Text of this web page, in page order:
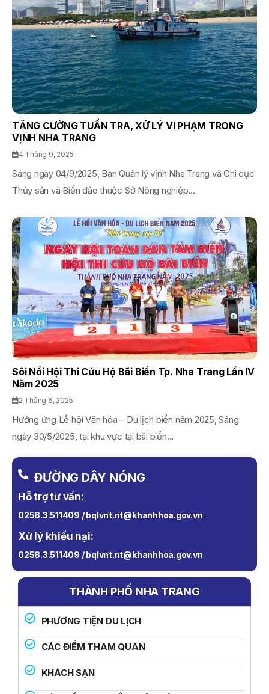
TĂNG CƯỜNG TUẦN TRA, XỬ LÝ VI PHẠM TRONG
VỊNH NHA TRANG
4 Tháng 9, 2025
Sáng ngày 04/9/2025, Ban Quản lý vịnh Nha Trang và Chi cục
Thủy sản và Biển đảo thuộc Sở Nông nghiệp...
Sôi Nổi Hội Thi Cứu Hộ Bãi Biển Tp. Nha Trang Lần IV
Năm 2025
2 Tháng 6, 2025
Hưởng ứng Lễ hội Văn hóa – Du lịch biển năm 2025, Sáng
ngày 30/5/2025, tại khu vực tại bãi biển...
ĐƯỜNG DÂY NÓNG
Hỗ trợ tư vấn:
0258.3.511409 / bqlvnt.nt@khanhhoa.gov.vn
Xử lý khiếu nại:
0258.3.511409 / bqlvnt.nt@khanhhoa.gov.vn
THÀNH PHỐ NHA TRANG
PHƯƠNG TIỆN DU LỊCH
CÁC ĐIỂM THAM QUAN
KHÁCH SẠN